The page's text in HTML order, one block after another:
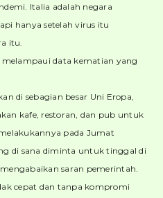
Italia adalah negara
hanya setelah virus itu
itu.
data kematian yang
di sebagian besar Uni Eropa,
kafe, restoran, dan pub untuk
pada Jumat
di sana diminta untuk tinggal di
saran pemerintah.
cepat dan tanpa kompromi